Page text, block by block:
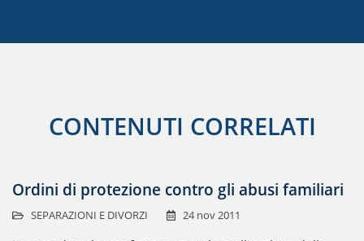
CONTENUTI CORRELATI
Ordini di protezione contro gli abusi familiari
SEPARAZIONI E DIVORZI 24 nov 2011